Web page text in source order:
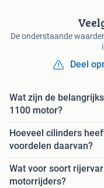
De onderstaande
Deel
Wat zijn de
1100 motor?
Hoeveel cilinders
voordelen daarvan?
Wat voor soort
motorrijders?